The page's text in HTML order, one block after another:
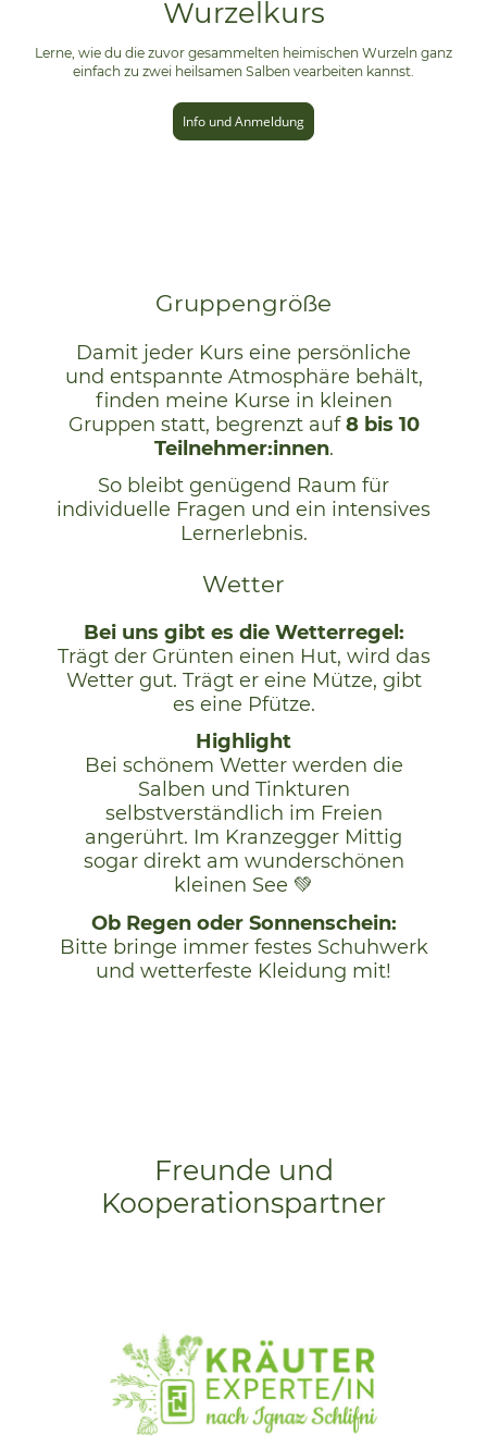
Wurzelkurs
Lerne, wie du die zuvor gesammelten heimischen Wurzeln ganz
einfach zu zwei heilsamen Salben vearbeiten kannst.
Info und Anmeldung
Gruppengröße
Damit jeder Kurs eine persönliche
und entspannte Atmosphäre behält,
finden meine Kurse in kleinen
Gruppen statt, begrenzt auf8 bis 10
Teilnehmer:innen.
So bleibt genügend Raum für
individuelle Fragen und ein intensives
Lernerlebnis.
Wetter
Bei uns gibt es die Wetterregel:
Trägt der Grünten einen Hut, wird das
Wetter gut. Trägt er eine Mütze, gibt
es eine Pfütze.
Highlight
Bei schönem Wetter werden die
Salben und Tinkturen
selbstverständlich im Freien
angerührt. Im Kranzegger Mittig
sogar direkt am wunderschönen
kleinen See 💚
Ob Regen oder Sonnenschein:
Bitte bringe immer festes Schuhwerk
und wetterfeste Kleidung mit!
Freunde und
Kooperationspartner